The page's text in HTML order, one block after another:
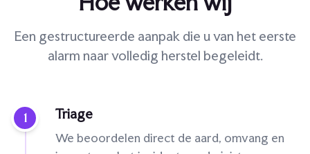
Een gestructureerde aanpak die u van het eerste
alarm naar volledig herstel begeleidt.
1 Triage
We beoordelen direct de aard, omvang en